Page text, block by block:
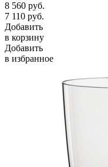
8 560 руб.
7 110 руб.
Добавить
в корзину
Добавить
в избранное